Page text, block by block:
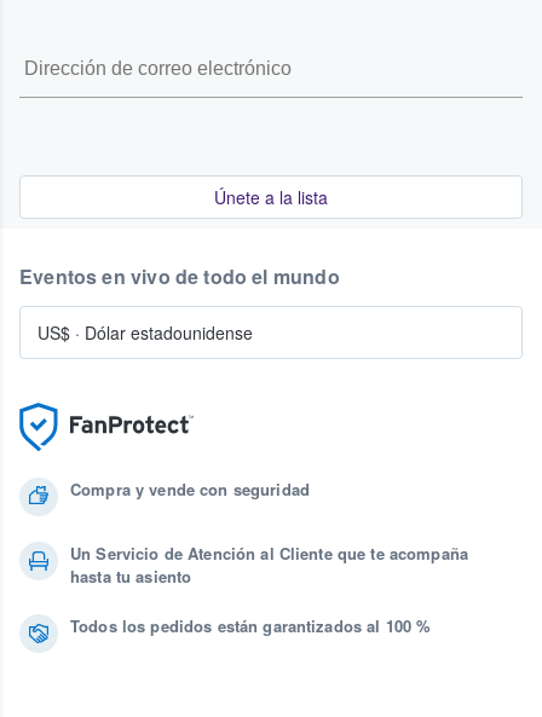
Únete a la lista
Compra y vende con seguridad
Un Servicio de Atención al Cliente que te acompaña
hasta tu asiento
Todos los pedidos están garantizados al 100 %
Eventos en vivo de todo el mundo
US$ · Dólar estadounidense